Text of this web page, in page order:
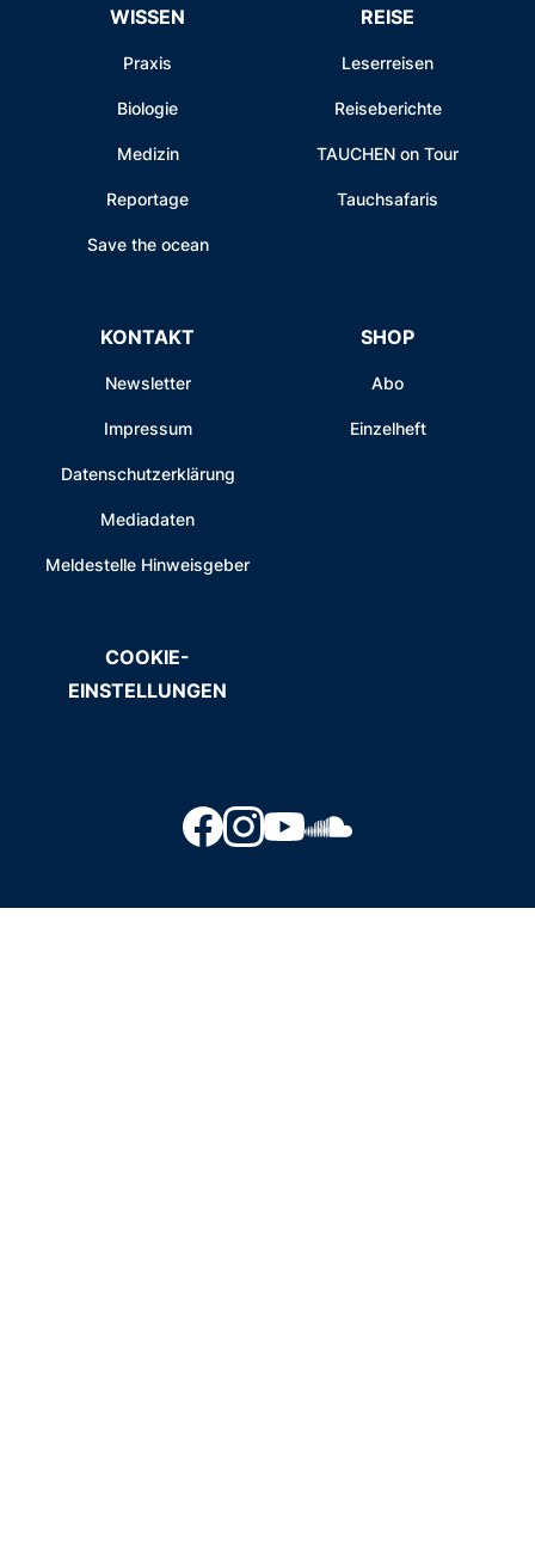
WISSEN
Praxis
Biologie
Medizin
Reportage
Save the ocean
REISE
Leserreisen
Reiseberichte
TAUCHEN on Tour
Tauchsafaris
KONTAKT
Newsletter
Impressum
Datenschutzerklärung
Mediadaten
Meldestelle Hinweisgeber
SHOP
Abo
Einzelheft
COOKIE-
EINSTELLUNGEN